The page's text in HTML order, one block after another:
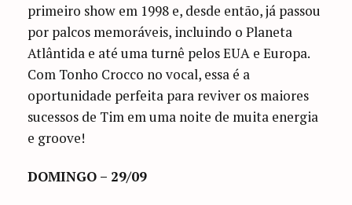
primeiro show em 1998 e, desde então, já passou
por palcos memoráveis, incluindo o Planeta
Atlântida e até uma turnê pelos EUA e Europa.
Com Tonho Crocco no vocal, essa é a
oportunidade perfeita para reviver os maiores
sucessos de Tim em uma noite de muita energia
e groove!
DOMINGO – 29/09